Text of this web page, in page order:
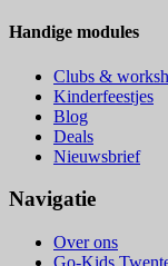
Handige modules
Clubs &
Kinderfeestjes
Blog
Deals
Nieuwsbrief
Navigatie
Over ons
Go-Kids